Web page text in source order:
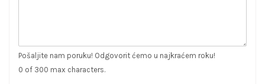
Pošaljite nam poruku! Odgovorit ćemo u najkraćem roku!
0 of 300 max characters.